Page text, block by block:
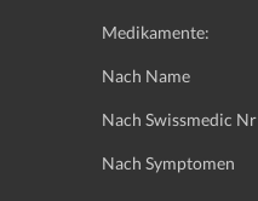
Medikamente:
Nach Name
Nach Swissmedic Nr
Nach Symptomen